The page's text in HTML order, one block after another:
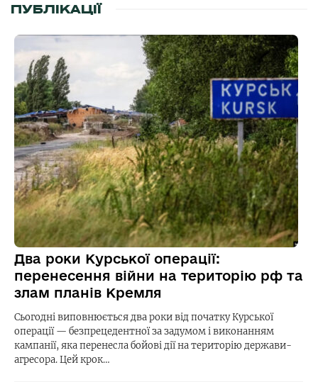
ПУБЛІКАЦІЇ
Два роки Курської операції:
перенесення війни на територію рф та
злам планів Кремля
Сьогодні виповнюється два роки від початку Курської
операції — безпрецедентної за задумом і виконанням
кампанії, яка перенесла бойові дії на територію держави-
агресора. Цей крок…